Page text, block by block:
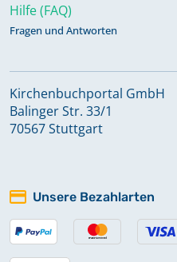
Hilfe (FAQ)
Fragen und Antworten
Kirchenbuchportal GmbH
Balinger Str. 33/1
70567 Stuttgart
Unsere Bezahlarten